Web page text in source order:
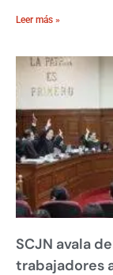
Leer más »
SCJN avala
trabajadores